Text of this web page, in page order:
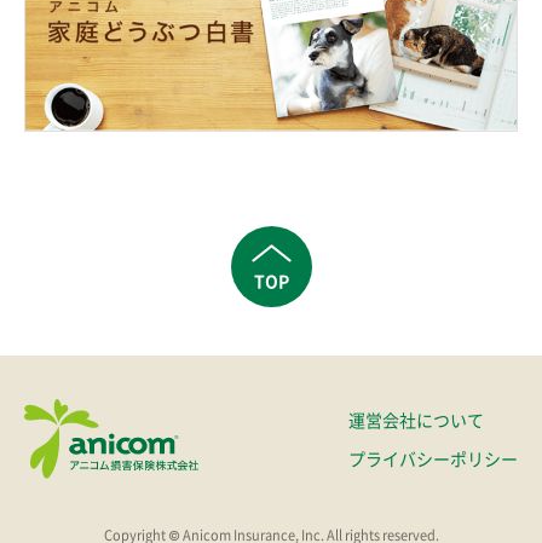
TOP
運営会社について
プライバシーポリシー
Copyright © Anicom Insurance, Inc. All rights reserved.